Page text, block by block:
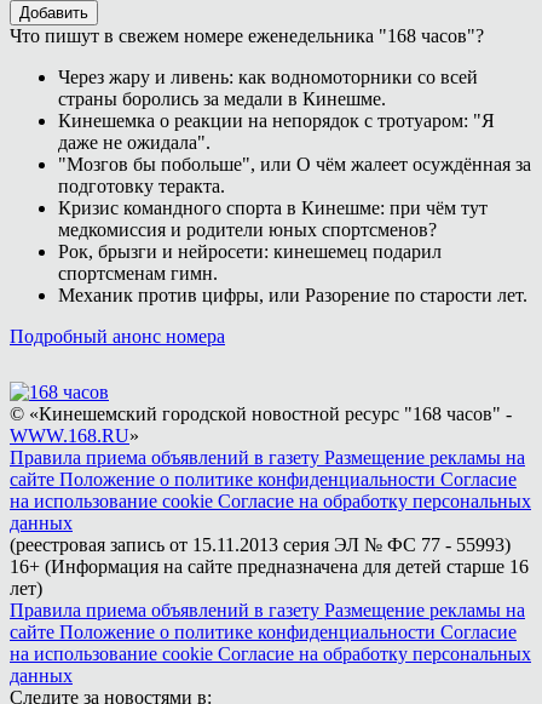
Добавить
Что пишут в свежем номере еженедельника "168 часов"?
Через жару и ливень: как водномоторники со всей
страны боролись за медали в Кинешме.
Кинешемка о реакции на непорядок с тротуаром: "Я
даже не ожидала".
"Мозгов бы побольше", или О чём жалеет осуждённая за
подготовку теракта.
Кризис командного спорта в Кинешме: при чём тут
медкомиссия и родители юных спортсменов?
Рок, брызги и нейросети: кинешемец подарил
спортсменам гимн.
Механик против цифры, или Разорение по старости лет.
Подробный анонс номера
© «Кинешемский городской новостной ресурс "168 часов" -
WWW.168.RU»
Правила приема объявлений в газету Размещение рекламы на
сайте Положение о политике конфиденциальности Согласие
на использование cookie Согласие на обработку персональных
данных
(реестровая запись от 15.11.2013 серия ЭЛ № ФС 77 - 55993)
16+ (Информация на сайте предназначена для детей старше 16
лет)
Правила приема объявлений в газету Размещение рекламы на
сайте Положение о политике конфиденциальности Согласие
на использование cookie Согласие на обработку персональных
данных
Следите за новостями в: